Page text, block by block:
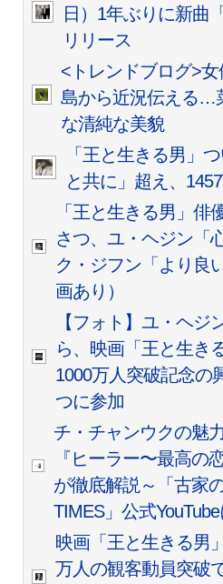
日）1年ぶりに新曲
リリース
<トレンドブログ>
島から近況伝える…
な清純な美貌
「王と生きる男」
と共に」超え、
「王と生きる男」俳
さつ、ユ・ヘジン「
ク・ジフン「より良
画あり）
【フォト】ユ・ヘジ
ら、映画「王と生き
1000万人突破記念の
つに参加
チ・チャンウクの魅
『ヒーラー〜最高の
が徹底解説～「古家
TIMES」公式
映画「王と生きる男
万人の観客動員突破